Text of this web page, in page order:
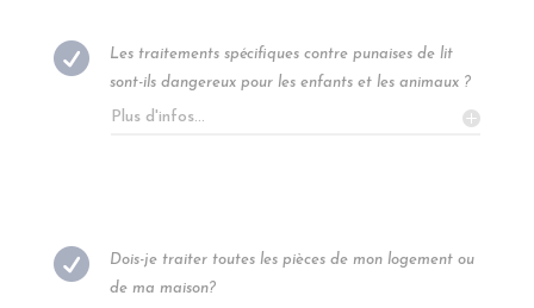

Les traitements spécifiques contre punaises de lit
sont-ils dangereux pour les enfants et les animaux ?
Plus d'infos...

Dois-je traiter toutes les pièces de mon logement ou
de ma maison?